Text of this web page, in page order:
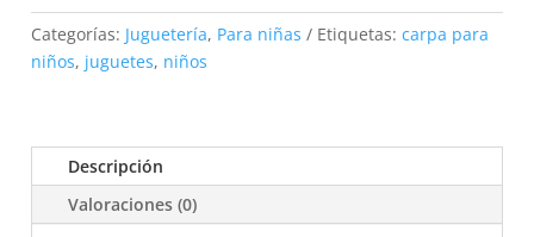
Categorías: Juguetería, Para niñas Etiquetas: carpa para
niños, juguetes, niños
Descripción
Valoraciones (0)